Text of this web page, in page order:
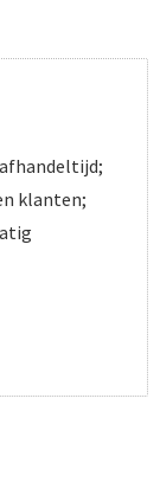
klanten;